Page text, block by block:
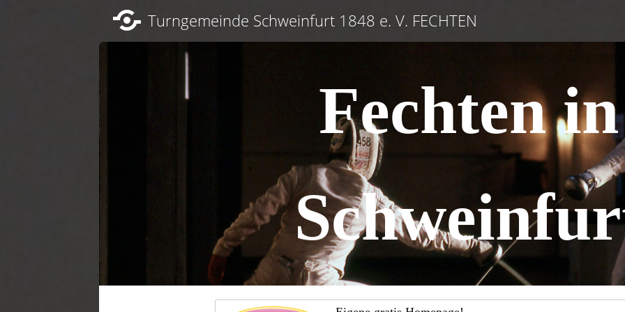
Turngemeinde Schweinfurt 1848 e. V. FECHTEN
Fechten in